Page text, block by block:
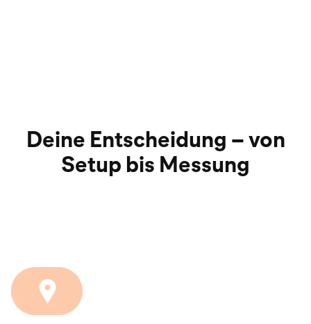
Deine Entscheidung – von
Setup bis Messung